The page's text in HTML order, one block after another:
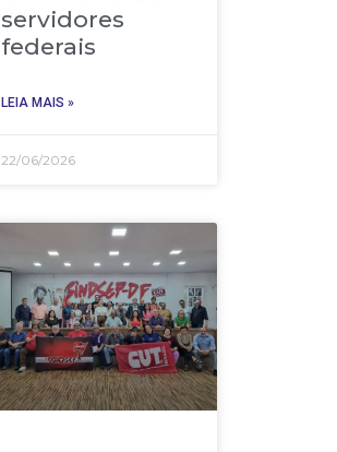
servidores
federais
LEIA MAIS »
22/06/2026